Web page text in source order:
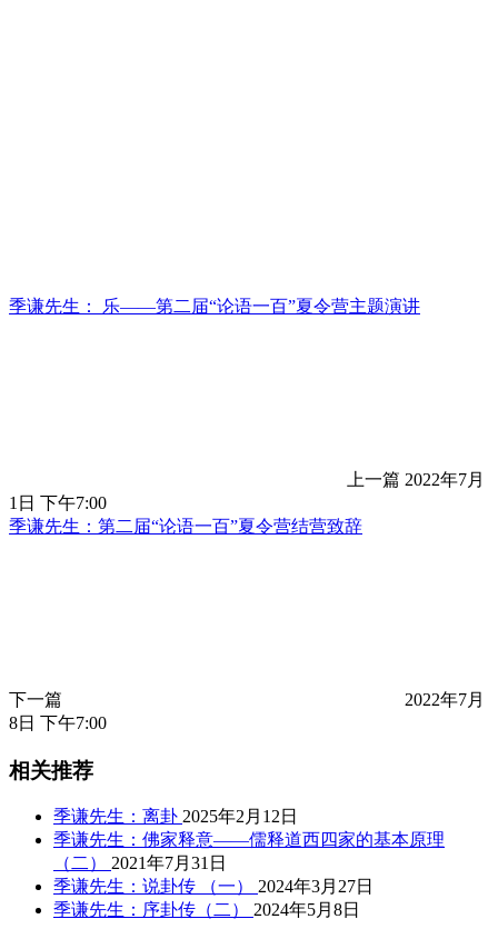
季谦先生： 乐——第二届“论语一百”夏令营主题演讲
上一篇 2022年7月
1日 下午7:00
季谦先生：第二届“论语一百”夏令营结营致辞
下一篇
2022年7月
8日 下午7:00
相关推荐
季谦先生：离卦 2025年2月12日
季谦先生：佛家释意——儒释道西四家的基本原理
（二）
2021年7月31日
季谦先生：说卦传 （一）
2024年3月27日
季谦先生：序卦传（二）
2024年5月8日